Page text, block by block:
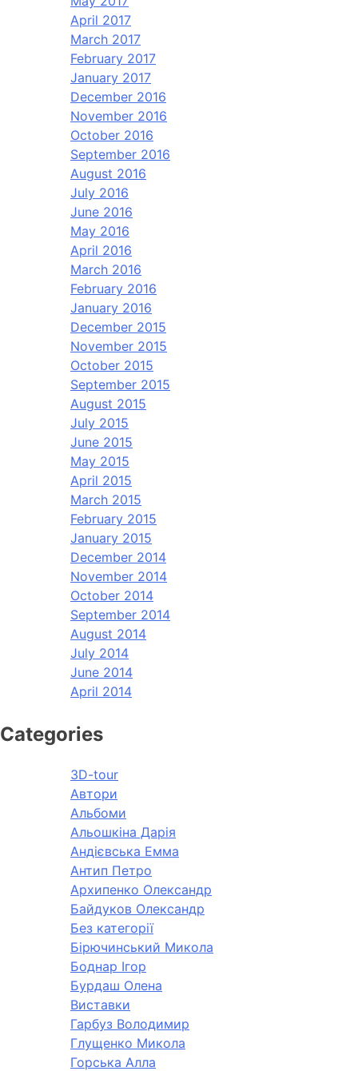
April 2017
March 2017
February 2017
January 2017
December 2016
November 2016
October 2016
September 2016
August 2016
July 2016
June 2016
May 2016
April 2016
March 2016
February 2016
January 2016
December 2015
November 2015
October 2015
September 2015
August 2015
July 2015
June 2015
May 2015
April 2015
March 2015
February 2015
January 2015
December 2014
November 2014
October 2014
September 2014
August 2014
July 2014
June 2014
April 2014
Categories
3D-tour
Автори
Альбоми
Альошкіна Дарія
Андієвська Емма
Антип Петро
Архипенко Олександр
Байдуков Олександр
Без категорії
Бірючинський Микола
Боднар Ігор
Бурдаш Олена
Виставки
Гарбуз Володимир
Глущенко Микола
Горська Алла